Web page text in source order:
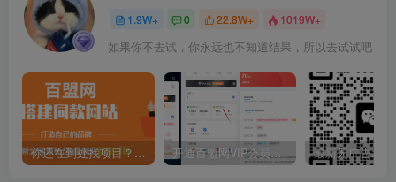
1.9W+ 0 22.8W+ 1019W+
如果你不去试，你永远也不知道结果，所以去试试吧
你还在到处找项目？还在当韭菜？我靠卖项目一个月收入5万+，曾经我也是个失败者。 开通百盟网VIP会员，尊享全站资源免费下载，享70%的推广提成！！【限时五折优惠】